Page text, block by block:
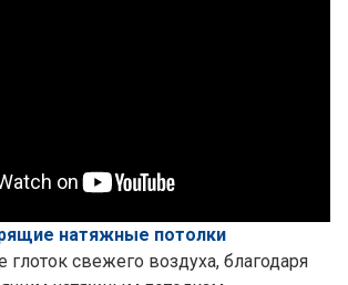
натяжные потолки
глоток свежего воздуха, благодаря